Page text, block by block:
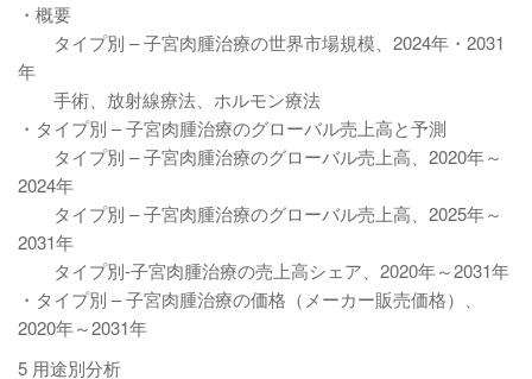
・概要
タイプ別 – 子宮肉腫治療の世界市場規模、2024年・2031
年
手術、放射線療法、ホルモン療法
・タイプ別 – 子宮肉腫治療のグローバル売上高と予測
タイプ別 – 子宮肉腫治療のグローバル売上高、2020年～
2024年
タイプ別 – 子宮肉腫治療のグローバル売上高、2025年～
2031年
タイプ別-子宮肉腫治療の売上高シェア、2020年～2031年
・タイプ別 – 子宮肉腫治療の価格（メーカー販売価格）、
2020年～2031年
5 用途別分析